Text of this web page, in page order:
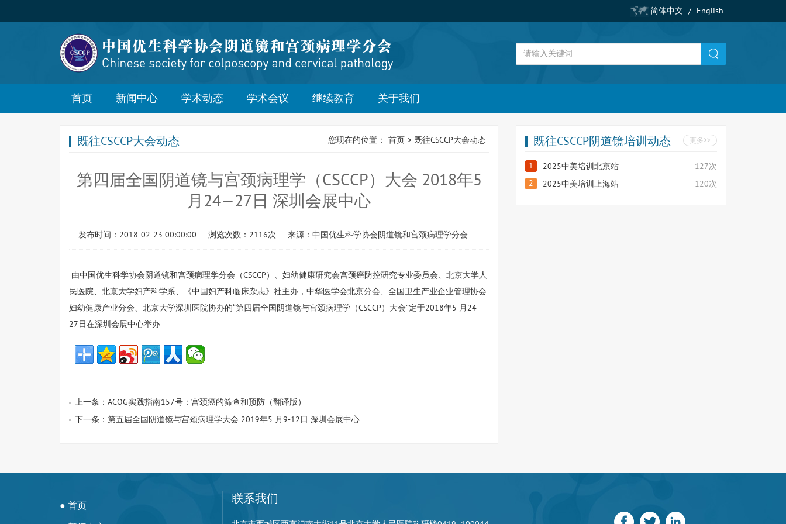
简体中文 / English
首页 新闻中心 学术动态 学术会议 继续教育 关于我们
既往CSCCP大会动态 您现在的位置： 首页 > 既往CSCCP大会动态
第四届全国阴道镜与宫颈病理学（CSCCP）大会 2018年5
月24—27日 深圳会展中心
发布时间：2018-02-23 00:00:00 浏览次数：2116次 来源：中国优生科学协会阴道镜和宫颈病理学分会
由中国优生科学协会阴道镜和宫颈病理学分会（CSCCP）、妇幼健康研究会宫颈癌防控研究专业委员会、北京大学人
民医院、北京大学妇产科学系、《中国妇产科临床杂志》社主办，中华医学会北京分会、全国卫生产业企业管理协会
妇幼健康产业分会、北京大学深圳医院协办的“第四届全国阴道镜与宫颈病理学（CSCCP）大会”定于2018年5 月24—
27日在深圳会展中心举办
上一条： ACOG实践指南157号：宫颈癌的筛查和预防（翻译版）
下一条： 第五届全国阴道镜与宫颈病理学大会 2019年5 月9-12日 深圳会展中心
既往CSCCP阴道镜培训动态 更多>>
1 127次
2025中美培训北京站
2
120次
2025中美培训上海站
● 首页 联系我们